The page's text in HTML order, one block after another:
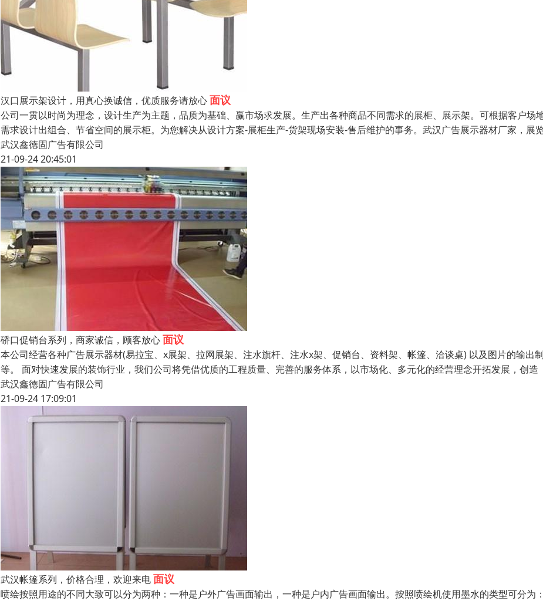
汉口展示架设计，用真心换诚信，优质服务请放心面议
公司一贯以时尚为理念，设计生产为主题，品质为基础、赢市场求发展。生产出各种商品不同需求的展柜、展示架。可根据客户场
需求设计出组合、节省空间的展示柜。为您解决从设计方案-展柜生产-货架现场安装-售后维护的事务。武汉广告展示器材厂家，展
武汉鑫徳固广告有限公司
21-09-24 20:45:01
硚口促销台系列，商家诚信，顾客放心面议
本公司经营各种广告展示器材(易拉宝、x展架、拉网展架、注水旗杆、注水x架、促销台、资料架、帐篷、洽谈桌) 以及图片的输出
等。 面对快速发展的装饰行业，我们公司将凭借优质的工程质量、完善的服务体系，以市场化、多元化的经营理念开拓发展，创造
武汉鑫徳固广告有限公司
21-09-24 17:09:01
武汉帐篷系列，价格合理，欢迎来电面议
喷绘按照用途的不同大致可以分为两种：一种是户外广告画面输出，一种是户内广告画面输出。按照喷绘机使用墨水的类型可分为